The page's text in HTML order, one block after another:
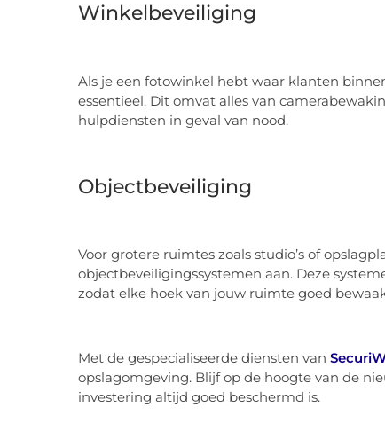
Winkelbeveiliging
Als je een fotowinkel hebt waar klanten
essentieel. Dit omvat alles van
hulpdiensten in geval van nood.
Objectbeveiliging
Voor grotere ruimtes zoals studio’s of
objectbeveiligingssystemen aan. Deze
zodat elke hoek van jouw ruimte goed
Met de gespecialiseerde diensten van
opslagomgeving. Blijf op de hoogte van de
investering altijd goed beschermd is.